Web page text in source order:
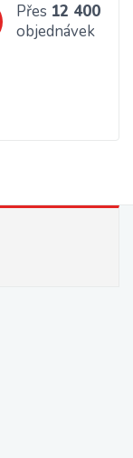
Přes 12 400
objednávek